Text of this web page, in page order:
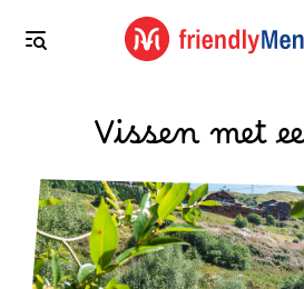
Vissen met